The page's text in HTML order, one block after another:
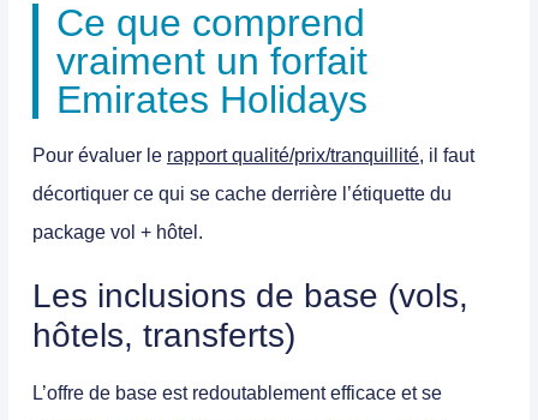
Ce que comprend
vraiment un forfait
Emirates Holidays
Pour évaluer le rapport qualité/prix/tranquillité, il faut
décortiquer ce qui se cache derrière l’étiquette du
package vol + hôtel .
Les inclusions de base (vols,
hôtels, transferts)
L’offre de base est redoutablement efficace et se